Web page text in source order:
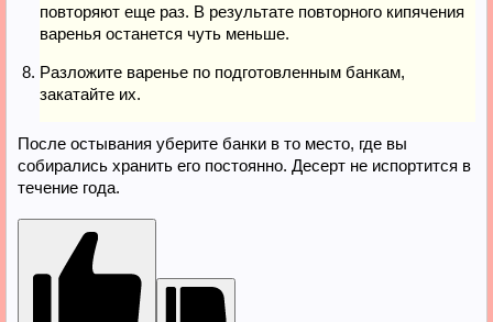
повторяют еще раз. В результате повторного кипячения
варенья останется чуть меньше.
Разложите варенье по подготовленным банкам,
закатайте их.
После остывания уберите банки в то место, где вы
собирались хранить его постоянно. Десерт не испортится в
течение года.